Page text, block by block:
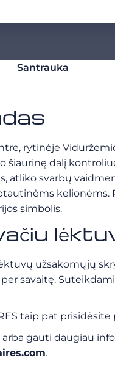
Santrauka
rytinėje
šiaurinę dalį
atliko svarbų
kelionėms.
simbolis.
užsakomųjų
per savaitę.
taip pat prisidėsite
gauti daugiau
.